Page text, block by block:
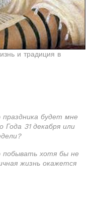
и традиция в
будет мне
31 декабря или
побывать хотя бы не
жизнь окажется